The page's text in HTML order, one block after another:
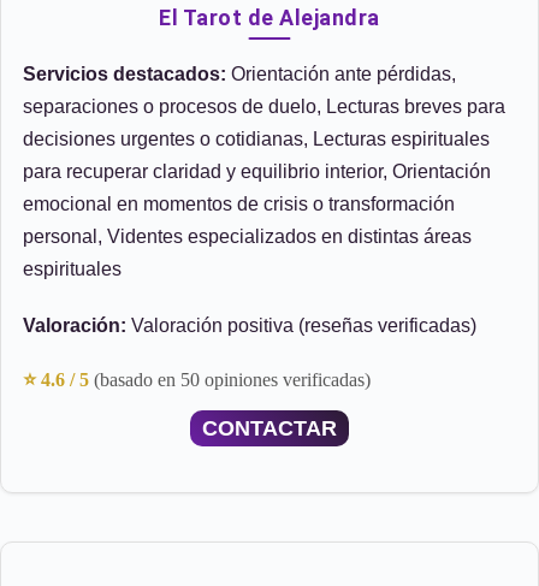
El Tarot de Alejandra
Servicios destacados: Orientación ante pérdidas,
separaciones o procesos de duelo, Lecturas breves para
decisiones urgentes o cotidianas, Lecturas espirituales
para recuperar claridad y equilibrio interior, Orientación
emocional en momentos de crisis o transformación
personal, Videntes especializados en distintas áreas
espirituales
Valoración: Valoración positiva (reseñas verificadas)
⭐ 4.6 / 5 (basado en 50 opiniones verificadas)
CONTACTAR